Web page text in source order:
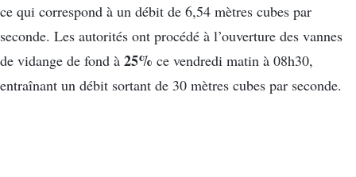
ce qui correspond à un débit de 6,54 mètres cubes par
seconde. Les autorités ont procédé à l’ouverture des vannes
de vidange de fond à 25% ce vendredi matin à 08h30,
entraînant un débit sortant de 30 mètres cubes par seconde.